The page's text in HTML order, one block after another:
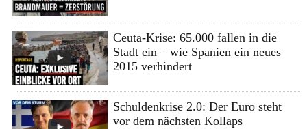
Ceuta-Krise: 65.000 fallen in die
Stadt ein – wie Spanien ein neues
2015 verhindert
Schuldenkrise 2.0: Der Euro steht
vor dem nächsten Kollaps